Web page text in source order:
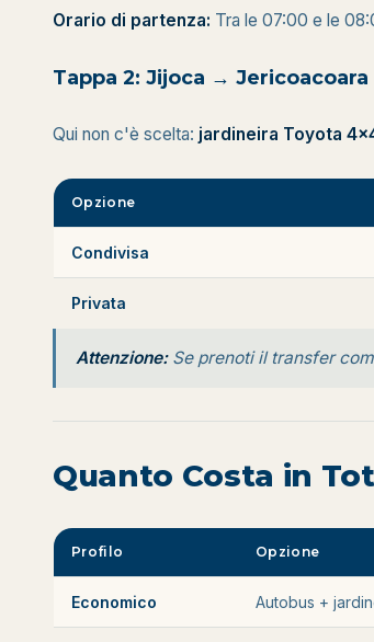
Orario di partenza: Tra le 07:00 e le
Tappa 2: Jijoca →
Qui non c'è scelta: jardineira Toyota
Opzione
Condivisa
Privata
Attenzione:Se prenoti il transfer
Quanto Costa in
Profilo Opzione
Economico Autobus +